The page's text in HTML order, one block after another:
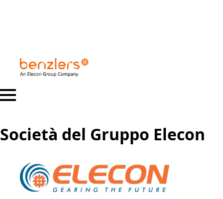
Società del Gruppo Elecon